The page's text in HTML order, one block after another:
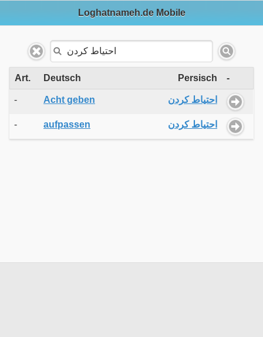
Loghatnameh.de Mobile
Art. Deutsch Persisch -
- Acht geben احتیاط کردن
- aufpassen احتیاط کردن